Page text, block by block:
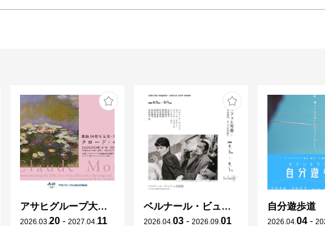
アサヒグループ大山崎山荘美術館 開館30周年記念展「没後100年 クロード・モネ」
2026 03 20 - 2027 04 11
ベルナール・ビュフェと写真 ーカメラがとらえたビュフェとその時代、そして21 世紀へ
2026 04 03 - 2026 09 01
自分遊歩道
2026 04 04 -